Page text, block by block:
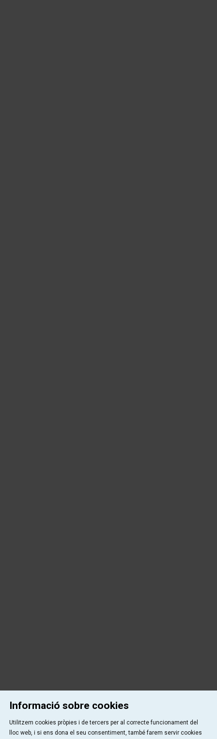
Informació sobre cookies
Utilitzem cookies pròpies i de tercers per al correcte funcionament del
lloc web, i si ens dona el seu consentiment, també farem servir cookies